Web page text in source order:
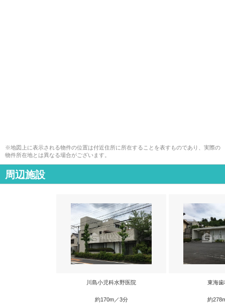
※地図上に表示される物件の位置は付近住所に所在することを表すものであり、実際の
物件所在地とは異なる場合がございます。
周辺施設
川島小児科水野医院
約170m／3分
東海歯
約